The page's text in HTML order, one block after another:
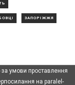
ЗАПОРІЖЖЯ
умови проставлення
на paralel-